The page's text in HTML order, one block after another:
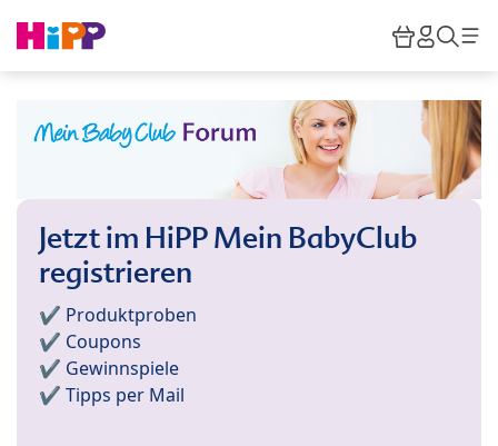
HiPP
Jetzt im HiPP Mein BabyClub
registrieren
✔️ Produktproben
✔️ Coupons
✔️ Gewinnspiele
✔️ Tipps per Mail